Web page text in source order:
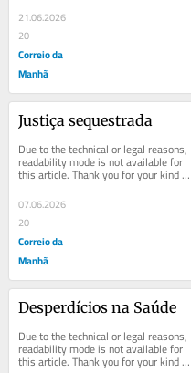
21.06.2026
20
Correio da
Manhã
Justiça sequestrada
Due to the technical or legal reasons,
readability mode is not available for
this article. Thank you for your kind
07.06.2026
20
Correio da
Manhã
Desperdícios na Saúde
Due to the technical or legal reasons,
readability mode is not available for
this article. Thank you for your kind